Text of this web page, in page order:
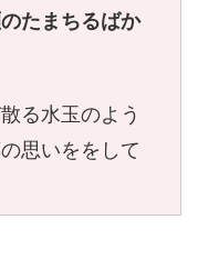
たまちるばか
る水玉のよう
思いををして